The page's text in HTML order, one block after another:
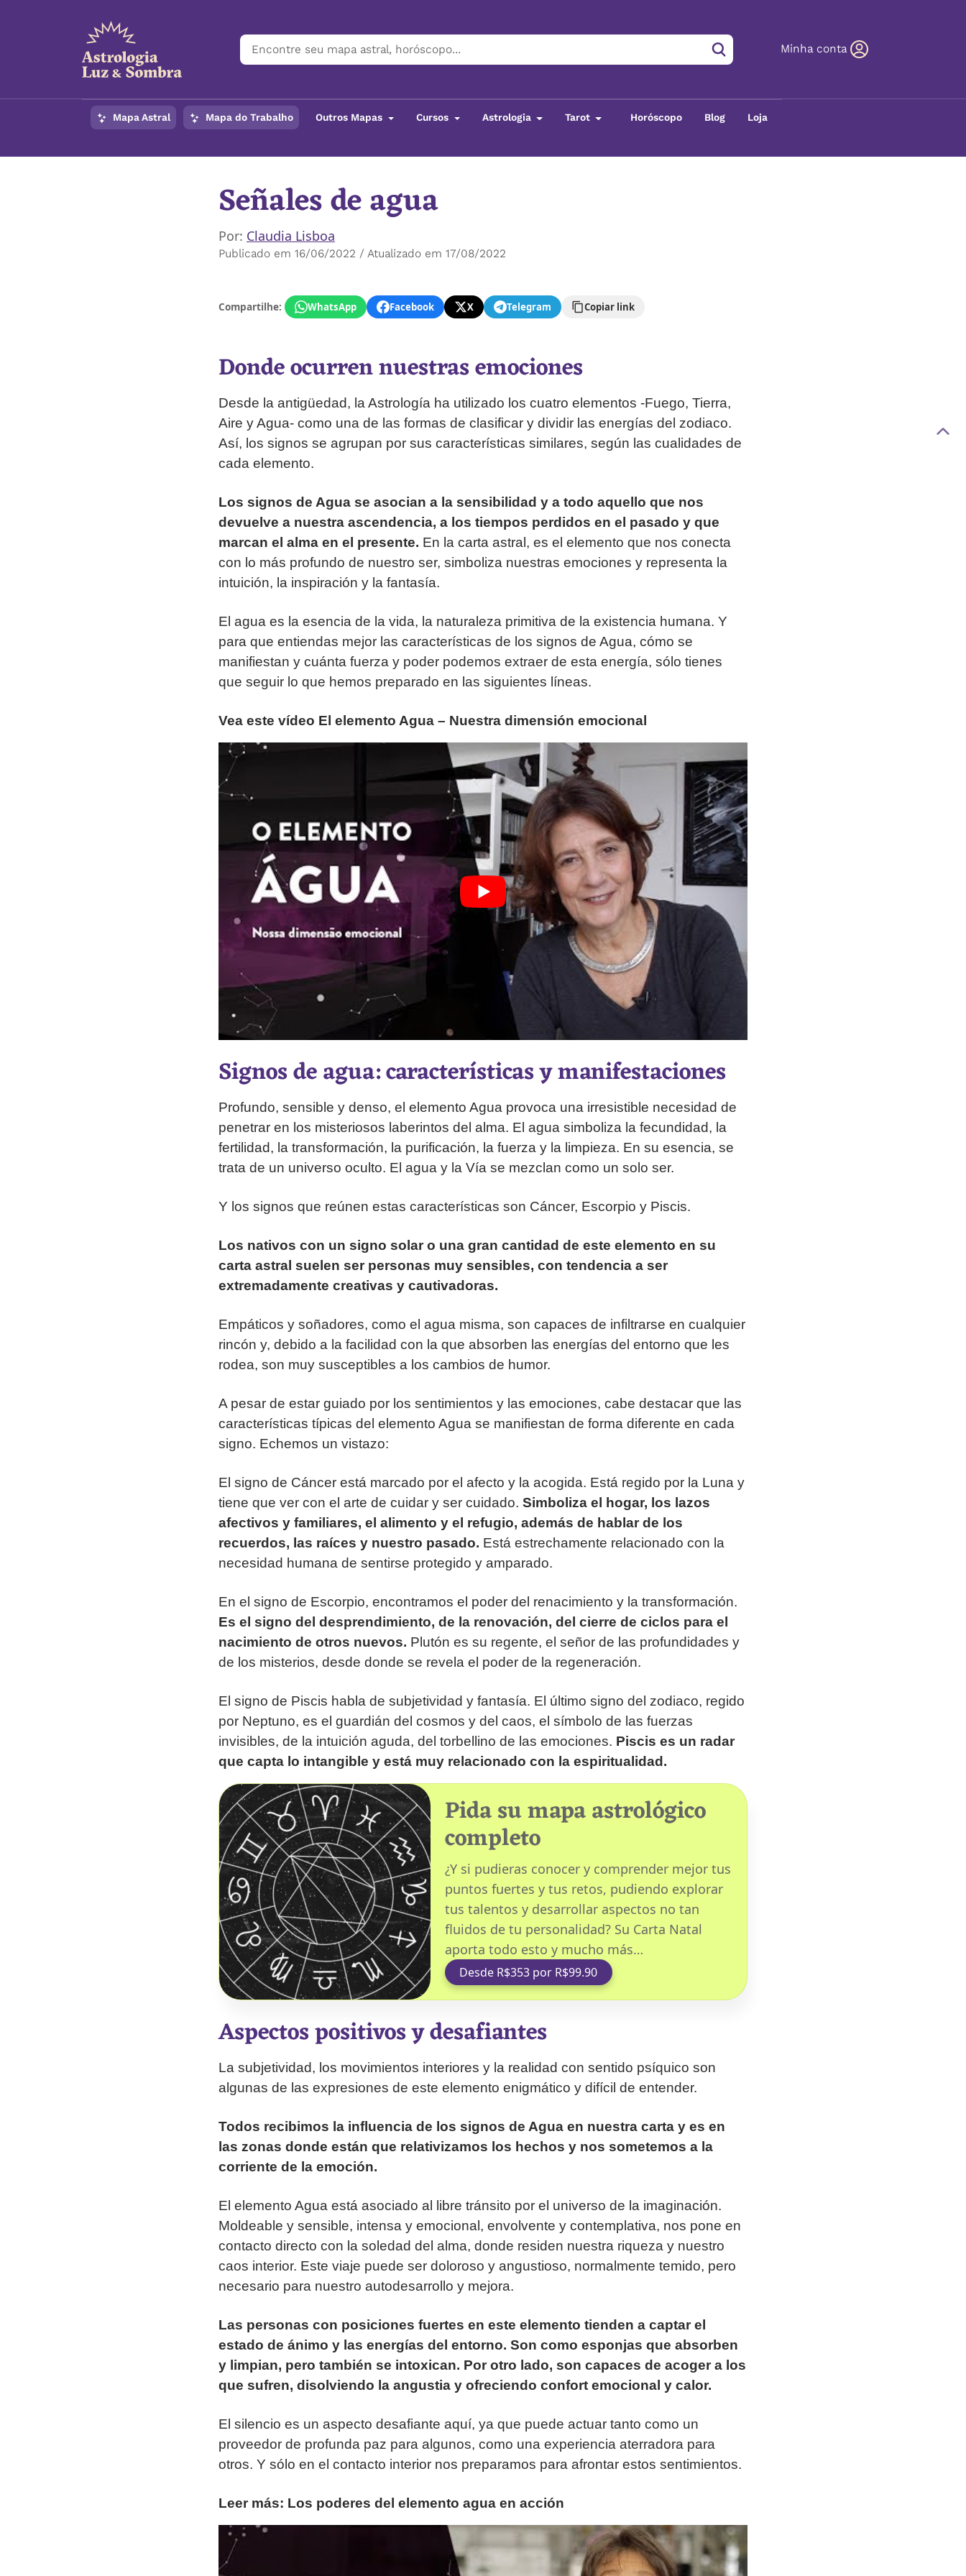
Minha conta
Mapa Astral Mapa do Trabalho Outros Mapas Cursos Astrologia Tarot Horóscopo Blog Loja
Señales de agua
Por: Claudia Lisboa
Publicado em 16/06/2022 / Atualizado em 17/08/2022
Compartilhe: WhatsApp Facebook X Telegram Copiar link
Donde ocurren nuestras emociones
Desde la antigüedad, la Astrología ha utilizado los cuatro elementos -Fuego, Tierra,
Aire y Agua- como una de las formas de clasificar y dividir las energías del zodiaco.
Así, los signos se agrupan por sus características similares, según las cualidades de
cada elemento.
Los signos de Agua se asocian a la sensibilidad y a todo aquello que nos
devuelve a nuestra ascendencia, a los tiempos perdidos en el pasado y que
marcan el alma en el presente. En la carta astral, es el elemento que nos conecta
con lo más profundo de nuestro ser, simboliza nuestras emociones y representa la
intuición, la inspiración y la fantasía.
El agua es la esencia de la vida, la naturaleza primitiva de la existencia humana. Y
para que entiendas mejor las características de los signos de Agua, cómo se
manifiestan y cuánta fuerza y poder podemos extraer de esta energía, sólo tienes
que seguir lo que hemos preparado en las siguientes líneas.
Vea este vídeo El elemento Agua – Nuestra dimensión emocional
Signos de agua: características y manifestaciones
Profundo, sensible y denso, el elemento Agua provoca una irresistible necesidad de
penetrar en los misteriosos laberintos del alma. El agua simboliza la fecundidad, la
fertilidad, la transformación, la purificación, la fuerza y la limpieza. En su esencia, se
trata de un universo oculto. El agua y la Vía se mezclan como un solo ser.
Y los signos que reúnen estas características son Cáncer, Escorpio y Piscis.
Los nativos con un signo solar o una gran cantidad de este elemento en su
carta astral suelen ser personas muy sensibles, con tendencia a ser
extremadamente creativas y cautivadoras.
Empáticos y soñadores, como el agua misma, son capaces de infiltrarse en cualquier
rincón y, debido a la facilidad con la que absorben las energías del entorno que les
rodea, son muy susceptibles a los cambios de humor.
A pesar de estar guiado por los sentimientos y las emociones, cabe destacar que las
características típicas del elemento Agua se manifiestan de forma diferente en cada
signo. Echemos un vistazo:
El signo de Cáncer está marcado por el afecto y la acogida. Está regido por la Luna y
tiene que ver con el arte de cuidar y ser cuidado. Simboliza el hogar, los lazos
afectivos y familiares, el alimento y el refugio, además de hablar de los
recuerdos, las raíces y nuestro pasado. Está estrechamente relacionado con la
necesidad humana de sentirse protegido y amparado.
En el signo de Escorpio, encontramos el poder del renacimiento y la transformación.
Es el signo del desprendimiento, de la renovación, del cierre de ciclos para el
nacimiento de otros nuevos. Plutón es su regente, el señor de las profundidades y
de los misterios, desde donde se revela el poder de la regeneración.
El signo de Piscis habla de subjetividad y fantasía. El último signo del zodiaco, regido
por Neptuno, es el guardián del cosmos y del caos, el símbolo de las fuerzas
invisibles, de la intuición aguda, del torbellino de las emociones. Piscis es un radar
que capta lo intangible y está muy relacionado con la espiritualidad.
Pida su mapa astrológico
completo
¿Y si pudieras conocer y comprender mejor tus
puntos fuertes y tus retos, pudiendo explorar
tus talentos y desarrollar aspectos no tan
fluidos de tu personalidad? Su Carta Natal
aporta todo esto y mucho más…
Desde R$353 por R$99.90
Aspectos positivos y desafiantes
La subjetividad, los movimientos interiores y la realidad con sentido psíquico son
algunas de las expresiones de este elemento enigmático y difícil de entender.
Todos recibimos la influencia de los signos de Agua en nuestra carta y es en
las zonas donde están que relativizamos los hechos y nos sometemos a la
corriente de la emoción.
El elemento Agua está asociado al libre tránsito por el universo de la imaginación.
Moldeable y sensible, intensa y emocional, envolvente y contemplativa, nos pone en
contacto directo con la soledad del alma, donde residen nuestra riqueza y nuestro
caos interior. Este viaje puede ser doloroso y angustioso, normalmente temido, pero
necesario para nuestro autodesarrollo y mejora.
Las personas con posiciones fuertes en este elemento tienden a captar el
estado de ánimo y las energías del entorno. Son como esponjas que absorben
y limpian, pero también se intoxican. Por otro lado, son capaces de acoger a los
que sufren, disolviendo la angustia y ofreciendo confort emocional y calor.
El silencio es un aspecto desafiante aquí, ya que puede actuar tanto como un
proveedor de profunda paz para algunos, como una experiencia aterradora para
otros. Y sólo en el contacto interior nos preparamos para afrontar estos sentimientos.
Leer más: Los poderes del elemento agua en acción